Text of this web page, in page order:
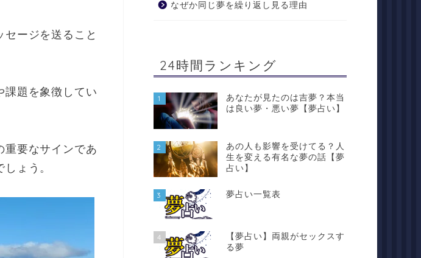
ージを送ること
課題を象徴してい
重要なサインであ
ょう。
なぜか同じ夢を繰り返し見る理由
24時間ランキング
1
あなたが見たのは吉夢？本当
は良い夢・悪い夢【夢占い】
2
あの人も影響を受けてる？人
生を変える有名な夢の話【夢
占い】
3 夢占い一覧表
4
【夢占い】両親がセックスす
る夢